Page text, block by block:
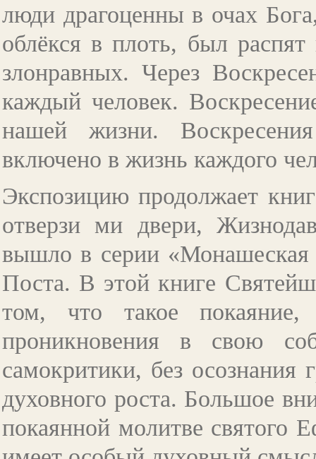
люди драгоценны в очах
облёкся в плоть, был
злонравных. Через
каждый человек.
нашей жизни.
включено в жизнь каждого
Экспозицию продолжает
отверзи ми двери,
вышло в серии «Монашеская
Поста. В этой книге
том, что такое
проникновения в свою
самокритики, без осознания
духовного роста. Большое
покаянной молитве святого